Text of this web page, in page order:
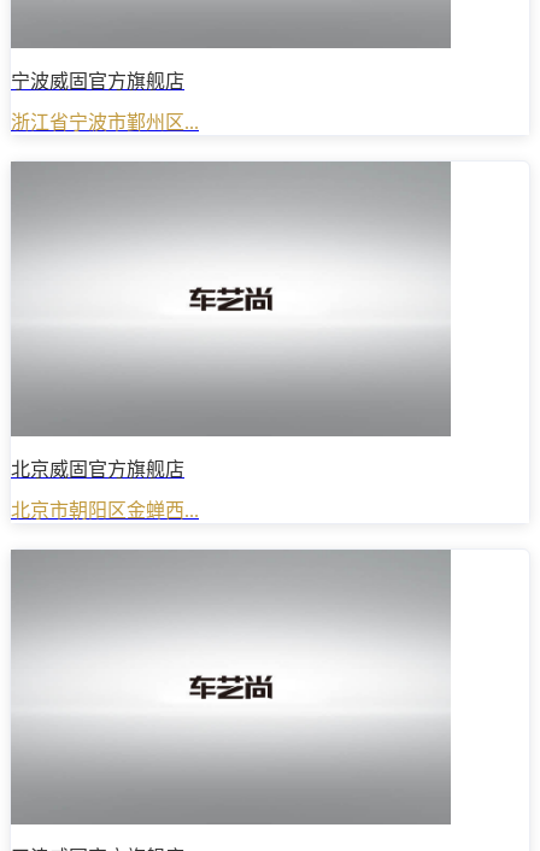
宁波威固官方旗舰店
浙江省宁波市鄞州区...
北京威固官方旗舰店
北京市朝阳区金蝉西...